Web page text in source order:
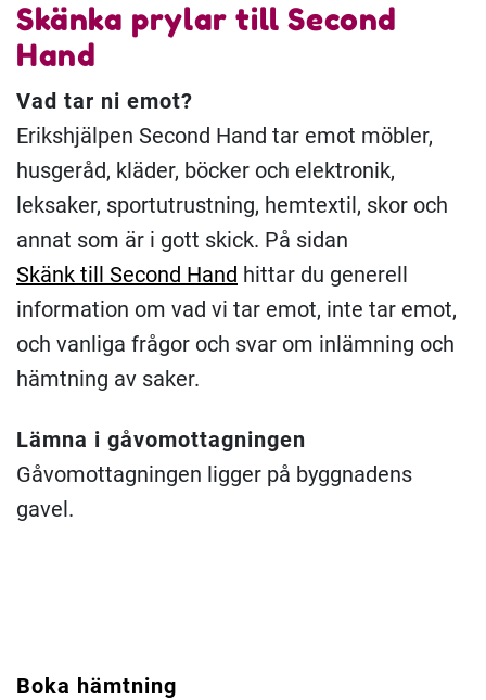
Skänka prylar till Second
Hand
Vad tar ni emot?
Erikshjälpen Second Hand tar emot möbler,
husgeråd, kläder, böcker och elektronik,
leksaker, sportutrustning, hemtextil, skor och
annat som är i gott skick. På sidan
Skänk till Second Hand hittar du generell
information om vad vi tar emot, inte tar emot,
och vanliga frågor och svar om inlämning och
hämtning av saker.
Lämna i gåvomottagningen
Gåvomottagningen ligger på byggnadens
gavel.
Boka hämtning